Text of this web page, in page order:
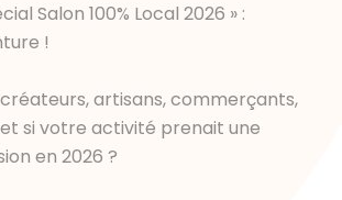
Salon 100% Local 2026 » :
!
artisans, commerçants,
si votre activité prenait une
en 2026 ?